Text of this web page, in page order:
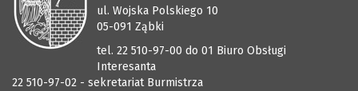
ul. Wojska Polskiego 10
05-091 Ząbki
tel. 22 510-97-00 do 01 Biuro Obsługi
Interesanta
22 510-97-02 - sekretariat Burmistrza